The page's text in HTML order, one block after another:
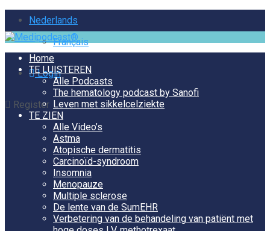
Nederlands
Français
Login
Register
Home
TE LUISTEREN
Alle Podcasts
The hematology podcast by Sanofi
Leven met sikkelcelziekte
TE ZIEN
Alle Video’s
Astma
Atopische dermatitis
Carcinoïd-syndroom
Insomnia
Menopauze
Multiple sclerose
De lente van de SumEHR
Verbetering van de behandeling van patiënt met